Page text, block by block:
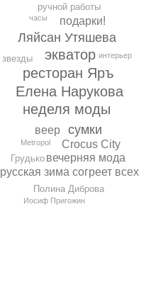
Елена Нарукова
ресторан Яръ
неделя моды
экватор
сумки
Ляйсан Утяшева
вечерняя мода
подарки!
Crocus City
русская зима согреет всех
веер
ручной работы
Полина Диброва
Грудько
звезды интерьер
Иосиф Пригожин
Metropol
часы